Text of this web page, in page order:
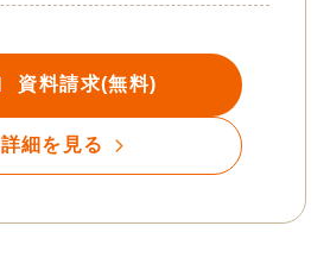
資料請求(無料)
詳細を見る